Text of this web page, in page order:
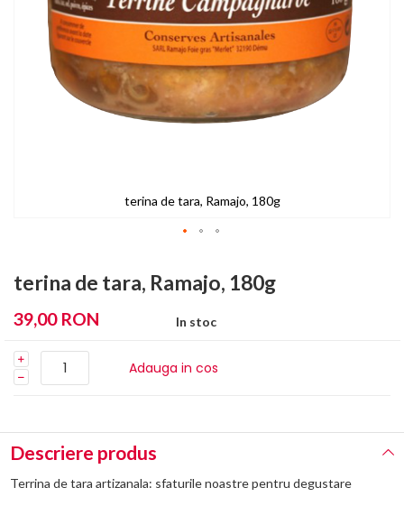
terina de tara, Ramajo, 180g
39,00 RON In stoc
Adauga in cos
terina de tara, Ramajo, 180g
the
of
images
gallery
Descriere produs
Terrina de tara artizanala: sfaturile noastre pentru degustare